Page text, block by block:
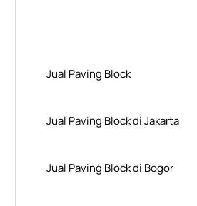
Jual Paving Block
Jual Paving Block di Jakarta
Jual Paving Block di Bogor